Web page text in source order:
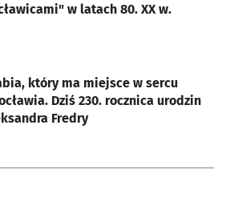
w latach 80. XX w.
który ma miejsce w sercu
Dziś 230. rocznica urodzin
Fredry